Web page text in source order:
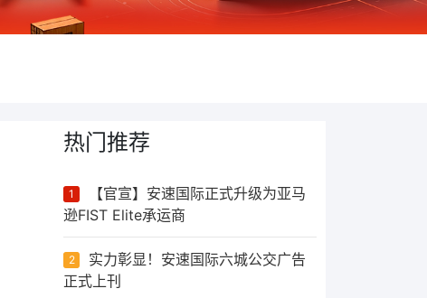
热门推荐
1
【官宣】安速国际正式升级为亚马
逊FIST Elite承运商
2
实力彰显！安速国际六城公交广告
正式上刊